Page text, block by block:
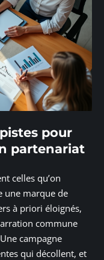
pour
partenariat
celles qu’on
une marque de
à priori éloignés,
commune
campagne
qui décollent, et